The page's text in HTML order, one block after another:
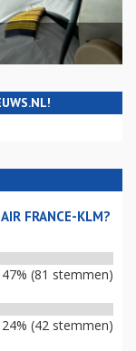
FRANCE-KLM?
47% (81 stemmen)
24% (42 stemmen)